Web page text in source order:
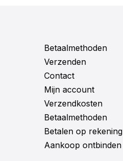
Betaalmethoden
Verzenden
Contact
Mijn account
Verzendkosten
Betaalmethoden
Betalen op rekening
Aankoop ontbinden